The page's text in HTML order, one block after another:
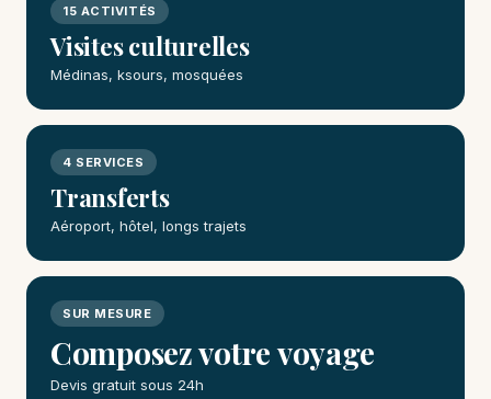
15 ACTIVITÉS
Visites culturelles
Médinas, ksours, mosquées
4 SERVICES
Transferts
Aéroport, hôtel, longs trajets
SUR MESURE
Composez votre voyage
Devis gratuit sous 24h